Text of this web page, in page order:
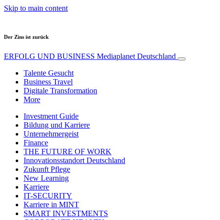
Skip to main content
Der Zins ist zurück
ERFOLG UND BUSINESS Mediaplanet Deutschland
Talente Gesucht
Business Travel
Digitale Transformation
More
Investment Guide
Bildung und Karriere
Unternehmergeist
Finance
THE FUTURE OF WORK
Innovationsstandort Deutschland
Zukunft Pflege
New Learning
Karriere
IT-SECURITY
Karriere in MINT
SMART INVESTMENTS